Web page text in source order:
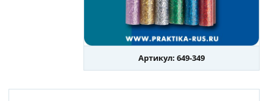
Артикул: 649-349